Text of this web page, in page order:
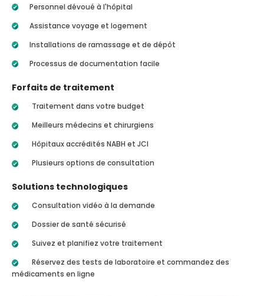
Personnel dévoué à l'hôpital
Assistance voyage et logement
Installations de ramassage et de dépôt
Processus de documentation facile
Forfaits de traitement
Traitement dans votre budget
Meilleurs médecins et chirurgiens
Hôpitaux accrédités NABH et JCI
Plusieurs options de consultation
Solutions technologiques
Consultation vidéo à la demande
Dossier de santé sécurisé
Suivez et planifiez votre traitement
Réservez des tests de laboratoire et commandez des
médicaments en ligne